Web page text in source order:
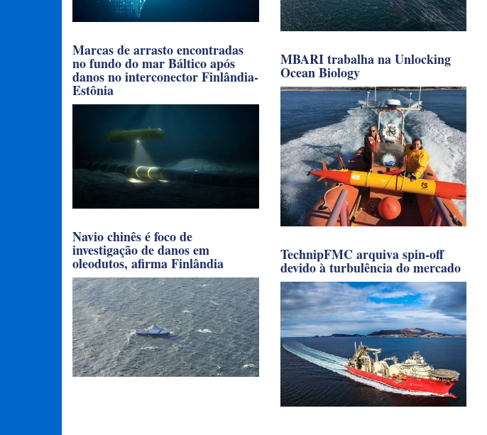
Marcas de arrasto encontradas
no fundo do mar Báltico após
danos no interconector Finlândia-
Estônia
Navio chinês é foco de
investigação de danos em
oleodutos, afirma Finlândia
MBARI trabalha na Unlocking
Ocean Biology
TechnipFMC arquiva spin-off
devido à turbulência do mercado